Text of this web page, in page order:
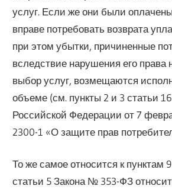
услуг. Если же они были
вправе потребовать возврата
при этом убытки, причиненные
вследствие нарушения его права
выбор услуг, возмещаются
объеме (см. пункты 2 и 3 статьи
Российской Федерации от 7
2300-1 «О защите прав
То же самое относится к пунктам
статьи 5 Закона № 353-ФЗ